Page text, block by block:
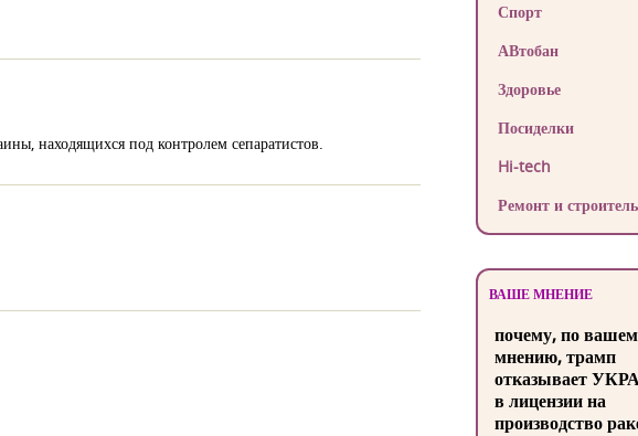
находящихся под контролем сепаратистов.
Спорт
АВтобан
Здоровье
Посиделки
Hi-tech
Ремонт и
ВАШЕ МНЕНИЕ
почему, по
мнению, трамп
отказывает
в лицензии на
производство